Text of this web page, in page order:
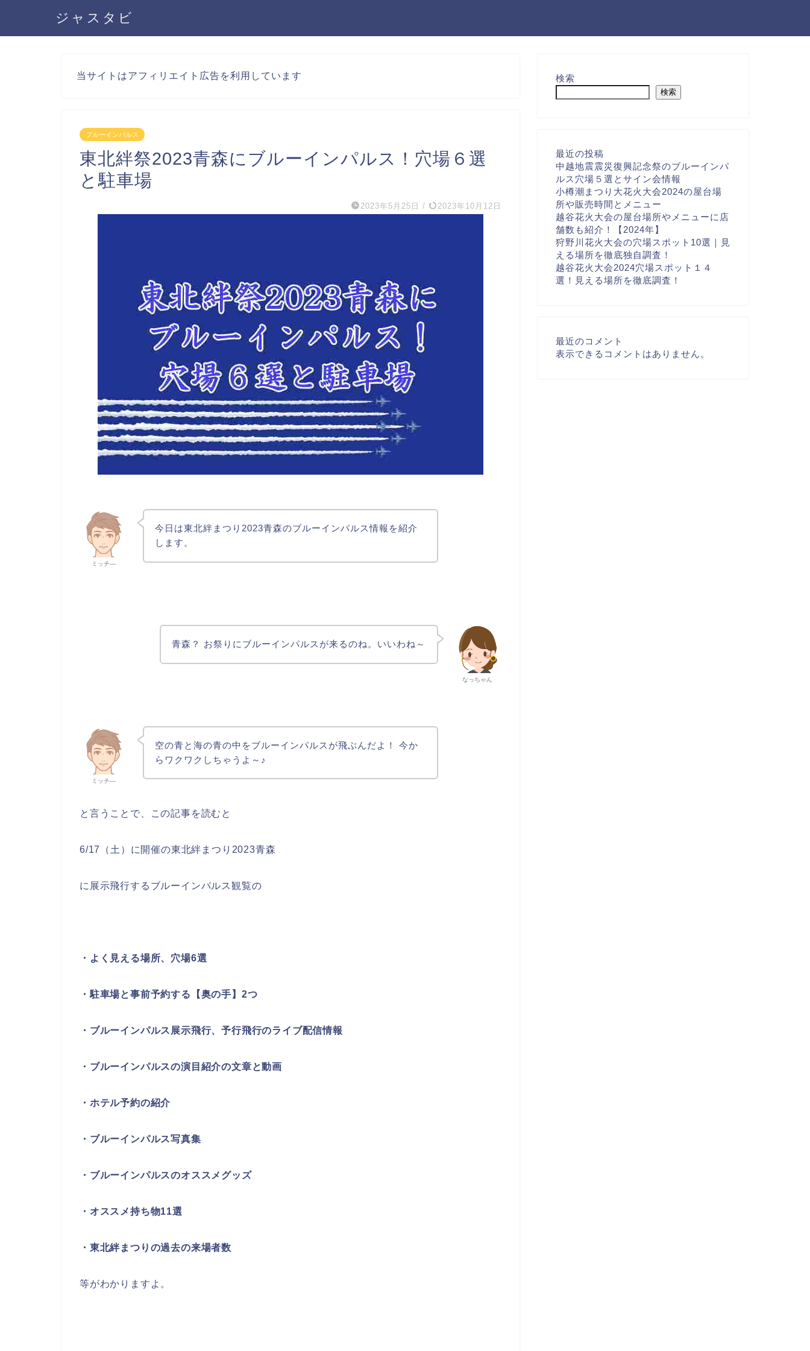
ジャスタビ
当サイトはアフィリエイト広告を利用しています
ブルーインパルス
東北絆祭2023青森にブルーインパルス！穴場６選
と駐車場
2023年5月25日 / 2023年10月12日
ミッチ―
今日は東北絆まつり2023青森のブルーインパルス情報を紹介
します。
なっちゃん
青森？ お祭りにブルーインパルスが来るのね。いいわね～
ミッチ―
空の青と海の青の中をブルーインパルスが飛ぶんだよ！ 今か
らワクワクしちゃうよ～♪
と言うことで、この記事を読むと
6/17（土）に開催の東北絆まつり2023青森
に展示飛行するブルーインパルス観覧の
・よく見える場所、穴場6選
・駐車場と事前予約する【奥の手】2つ
・ブルーインパルス展示飛行、予行飛行のライブ配信情報
・ブルーインパルスの演目紹介の文章と動画
・ホテル予約の紹介
・ブルーインパルス写真集
・ブルーインパルスのオススメグッズ
・オススメ持ち物11選
・東北絆まつりの過去の来場者数
等がわかりますよ。
検索
検索
最近の投稿
中越地震震災復興記念祭のブルーインパ
ルス穴場５選とサイン会情報
小樽潮まつり大花火大会2024の屋台場
所や販売時間とメニュー
越谷花火大会の屋台場所やメニューに店
舗数も紹介！【2024年】
狩野川花火大会の穴場スポット10選｜見
える場所を徹底独自調査！
越谷花火大会2024穴場スポット１４
選！見える場所を徹底調査！
最近のコメント
表示できるコメントはありません。